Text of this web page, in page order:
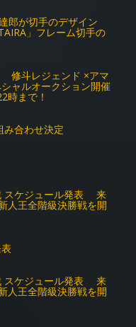
郎が切手のデザイン
」フレーム切手の
修斗レジェンド ×アマ
ャルオークション開催
まで！
み合わせ決定
スケジュール発表 来
人王全階級決勝戦を開
スケジュール発表 来
人王全階級決勝戦を開